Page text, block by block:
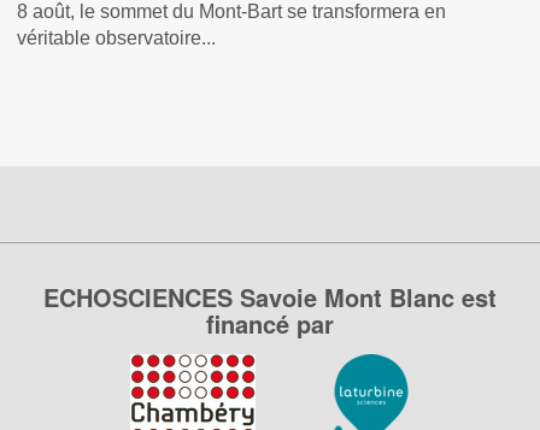
8 août, le sommet du Mont-Bart se transformera en
véritable observatoire...
ECHOSCIENCES Savoie Mont Blanc est
financé par